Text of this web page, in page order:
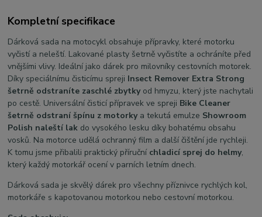
Kompletní specifikace
Dárková sada na motocykl obsahuje přípravky, které motorku
vyčistí a neleští. Lakované plasty šetrně vyčistíte a ochráníte před
vnějšími vlivy. Ideální jako dárek pro milovníky cestovních motorek.
Díky speciálnímu čisticímu spreji Insect Remover Extra Strong
šetrně odstraníte zaschlé zbytkyod hmyzu, který jste nachytali
po cestě. Universální čisticí přípravek ve spreji Bike Cleaner
šetrně odstraní špínu z motorkya tekutá emulze Showroom
Polish naleští lak do vysokého lesku díky bohatému obsahu
vosků. Na motorce udělá ochranný film a další čištění jde rychleji.
K tomu jsme přibalili praktický příruční chladicí sprej do helmy,
který každý motorkář ocení v parních letním dnech.
Dárková sada je skvělý dárek pro všechny příznivce rychlých kol,
motorkáře s kapotovanou motorkou nebo cestovní motorkou.